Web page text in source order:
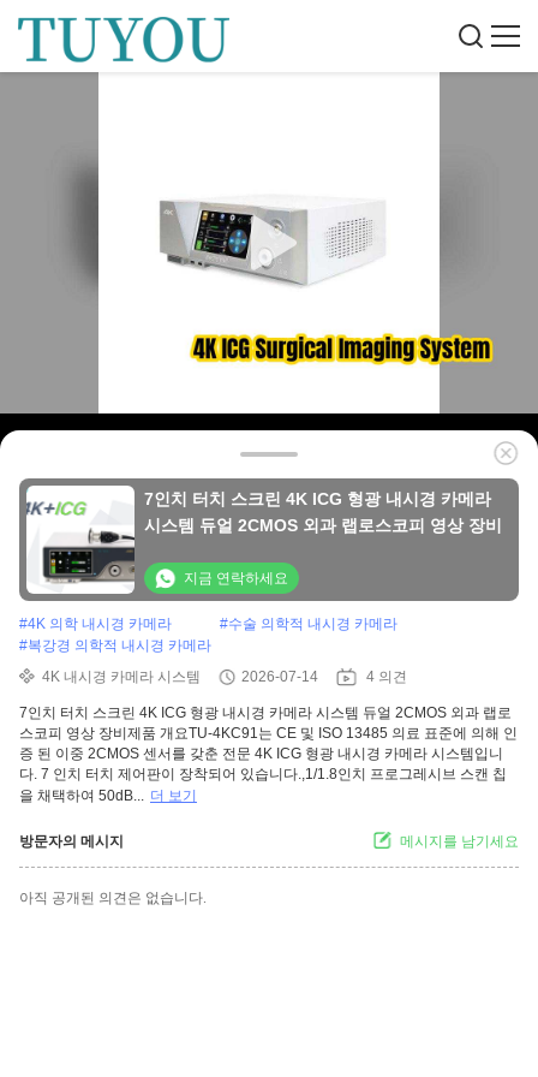
7인치 터치 스크린 4K ICG 형광 내시경 카메라
시스템 듀얼 2CMOS 외과 랩로스코피 영상 장비
지금 연락하세요
#4K 의학 내시경 카메라 #수술 의학적 내시경 카메라
#복강경 의학적 내시경 카메라
4K 내시경 카메라 시스템
2026-07-14 4 의견
7인치 터치 스크린 4K ICG 형광 내시경 카메라 시스템 듀얼 2CMOS 외과 랩로
스코피 영상 장비제품 개요TU-4KC91는 CE 및 ISO 13485 의료 표준에 의해 인
증 된 이중 2CMOS 센서를 갖춘 전문 4K ICG 형광 내시경 카메라 시스템입니
다. 7 인치 터치 제어판이 장착되어 있습니다.,1/1.8인치 프로그레시브 스캔 칩
을 채택하여 50dB... 더 보기
방문자의 메시지 메시지를 남기세요
아직 공개된 의견은 없습니다.